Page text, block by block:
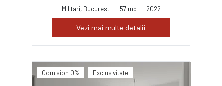
Militari, Bucuresti
57 mp 2022
Vezi mai multe detalii
Comision 0% Exclusivitate